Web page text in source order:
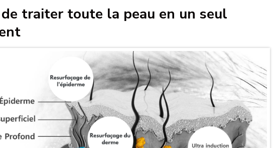
traiter toute la peau en un seul